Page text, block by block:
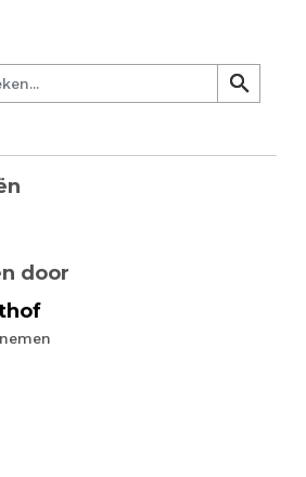
search
search
door